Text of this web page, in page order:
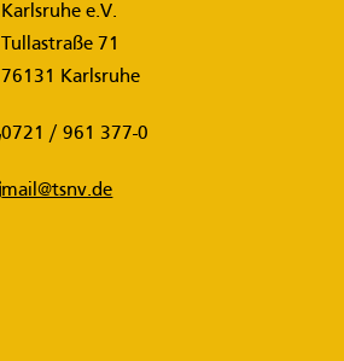
Karlsruhe e.V.
Tullastraße 71
76131 Karlsruhe
0721 / 961 377-0
mail@tsnv.de